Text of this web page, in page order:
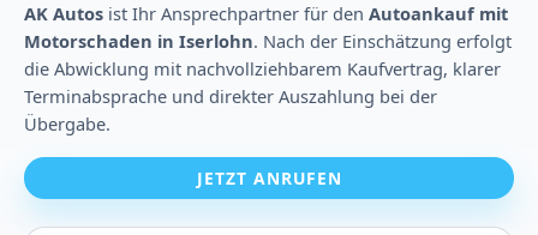
AK Autos ist Ihr Ansprechpartner für den Autoankauf mit
Motorschaden in Iserlohn. Nach der Einschätzung erfolgt
die Abwicklung mit nachvollziehbarem Kaufvertrag, klarer
Terminabsprache und direkter Auszahlung bei der
Übergabe.
JETZT ANRUFEN